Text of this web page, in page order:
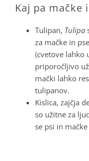
Kaj pa mačke
Tulipan, Tulipa
za mačke in
(cvetove lahko
priporočljivo
mački lahko
tulipanov.
Kislica, zajčja
so užitne za
se psi in